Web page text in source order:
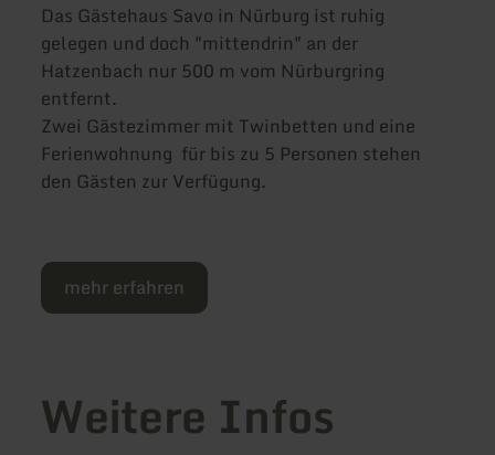
Das Gästehaus Savo in Nürburg ist ruhig
gelegen und doch "mittendrin" an der
Hatzenbach nur 500 m vom Nürburgring
entfernt.
Zwei Gästezimmer mit Twinbetten und eine
Ferienwohnung für bis zu 5 Personen stehen
den Gästen zur Verfügung.
mehr erfahren
Weitere Infos